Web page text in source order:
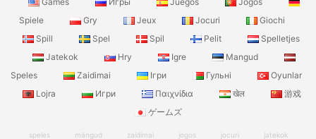
Spiele
Gry Jeux Jocuri
Giochi
Spill
Spel Spil Pelit
Spelletjes
Jatekok
Hry Igre
Mangud
Speles
Zaidimai Ігри Гульні
Oyunlar
Lojra
Игри Παιχνίδια खेल
游戏
ゲームズ
speles mängud zaidimai jogos jocuri jatekok